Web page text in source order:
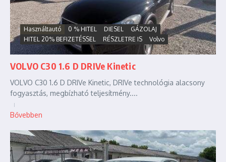
Használtautó 0 % HITEL DIESEL
GÁZOLAJ
HITEL 20% BEFIZETÉSSEL
RÉSZLETRE IS Volvo
VOLVO C30 1.6 D DRIVe Kinetic
VOLVO C30 1.6 D DRIVe Kinetic, DRIVe technológia alacsony
fogyasztás, megbízható teljesítmény....
Bővebben